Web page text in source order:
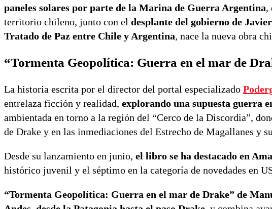
paneles solares por parte de la Marina de Guerra Argentina,
territorio chileno, junto con el desplante del gobierno de
Tratado de Paz entre Chile y Argentina, nace la nueva obra
“Tormenta Geopolítica: Guerra en el mar de
La historia escrita por el director del portal especializado
entrelaza ficción y realidad, explorando una supuesta guerra
ambientada en torno a la región del “Cerco de la Discordia”,
de Drake y en las inmediaciones del Estrecho de Magallanes y
Desde su lanzamiento en junio, el libro se ha destacado en
histórico juvenil y el séptimo en la categoría de novedades en
“Tormenta Geopolítica: Guerra en el mar de Drake” de